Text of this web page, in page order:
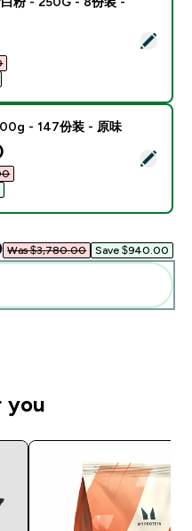
蛋白粉 - 250G - 8份装 - 玄
price
- 500g - 147份装 - 原味
- 147份装 - 原味
price
Was $3,780.00‎ Save $940.00‎
you